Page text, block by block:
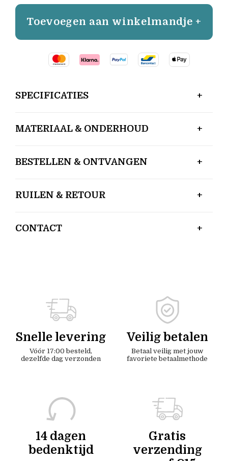
Toevoegen aan winkelmandje +
SPECIFICATIES
MATERIAAL & ONDERHOUD
BESTELLEN & ONTVANGEN
RUILEN & RETOUR
CONTACT
Snelle levering
Vóór 17:00 besteld,
dezelfde dag verzonden
Veilig betalen
Betaal veilig met jouw
favoriete betaalmethode
14 dagen
bedenktijd
Gratis
verzending